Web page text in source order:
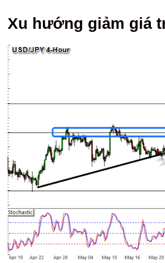
Xu hướng giảm giá trên USD/JPY?
Xu hướng giảm giá